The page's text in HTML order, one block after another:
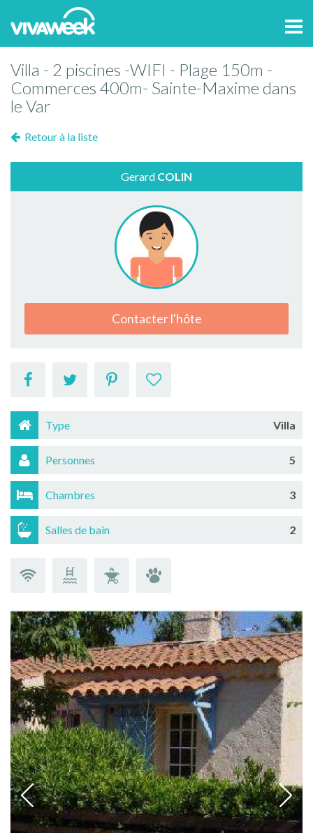
Villa - 2 piscines -WIFI - Plage 150m -
Commerces 400m- Sainte-Maxime dans
le Var
Retour à la liste
Gerard COLIN
Contacter l'hôte
Type Villa
Personnes 5
Chambres 3
Salles de bain 2